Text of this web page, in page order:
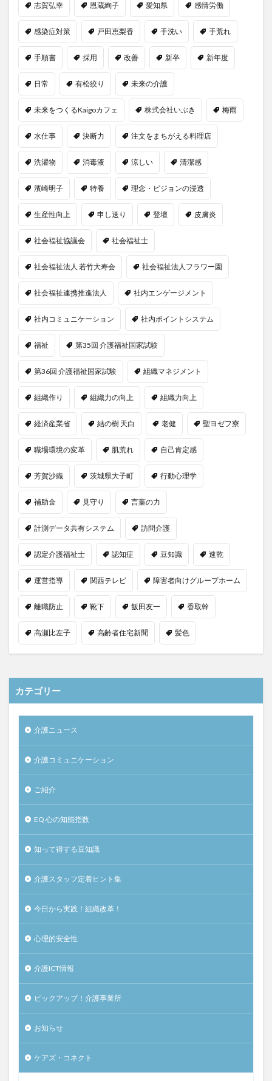
志賀弘幸 恩蔵絢子 愛知県 感情労働
感染症対策 戸田恵梨香 手洗い 手荒れ
手順書 採用 改善 新卒 新年度
日常 有松絞り 未来の介護
未来をつくるKaigoカフェ 株式会社いぶき 梅雨
水仕事 決断力 注文をまちがえる料理店
洗濯物 消毒液 涼しい 清潔感
濱崎明子 特養 理念・ビジョンの浸透
生産性向上 申し送り 登壇 皮膚炎
社会福祉協議会 社会福祉士
社会福祉法人 若竹大寿会 社会福祉法人フラワー園
社会福祉連携推進法人 社内エンゲージメント
社内コミュニケーション 社内ポイントシステム
福祉 第35回 介護福祉国家試験
第36回 介護福祉国家試験 組織マネジメント
組織作り 組織力の向上 組織力向上
経済産業省 結の樹 天白 老健 聖ヨゼフ寮
職場環境の変革 肌荒れ 自己肯定感
芳賀沙織 茨城県大子町 行動心理学
補助金 見守り 言葉の力
計測データ共有システム 訪問介護
認定介護福祉士 認知症 豆知識 速乾
運営指導 関西テレビ 障害者向けグループホーム
離職防止 靴下 飯田友一 香取幹
高瀬比左子 高齢者住宅新聞 髪色
カテゴリー
介護ニュース
介護コミュニケーション
ご紹介
EQ 心の知能指数
知って得する豆知識
介護スタッフ定着ヒント集
今日から実践！組織改革！
心理的安全性
介護ICT情報
ピックアップ！介護事業所
お知らせ
ケアズ・コネクト